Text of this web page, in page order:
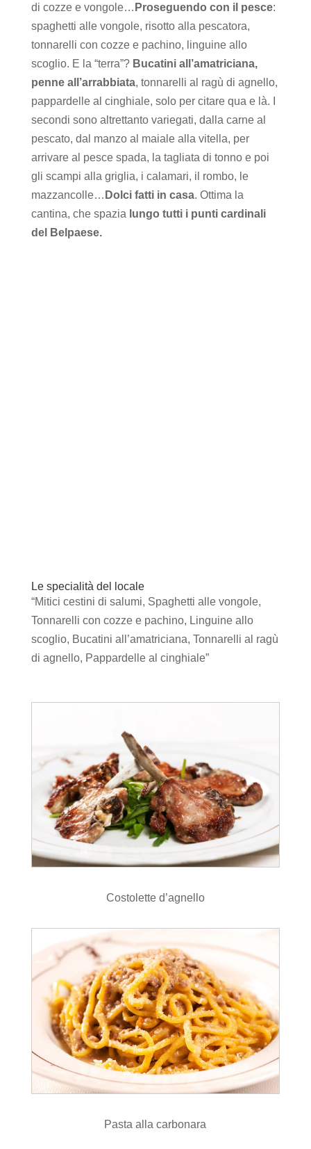
di cozze e vongole… Proseguendo con il pesce:
spaghetti alle vongole, risotto alla pescatora,
tonnarelli con cozze e pachino, linguine allo
scoglio. E la “terra”? Bucatini all’amatriciana,
penne all’arrabbiata, tonnarelli al ragù di agnello,
pappardelle al cinghiale, solo per citare qua e là. I
secondi sono altrettanto variegati, dalla carne al
pescato, dal manzo al maiale alla vitella, per
arrivare al pesce spada, la tagliata di tonno e poi
gli scampi alla griglia, i calamari, il rombo, le
mazzancolle… Dolci fatti in casa. Ottima la
cantina, che spazia lungo tutti i punti cardinali
del Belpaese.
Le specialità del locale
“Mitici cestini di salumi, Spaghetti alle vongole,
Tonnarelli con cozze e pachino, Linguine allo
scoglio, Bucatini all’amatriciana, Tonnarelli al ragù
di agnello, Pappardelle al cinghiale”
Costolette d’agnello
Pasta alla carbonara